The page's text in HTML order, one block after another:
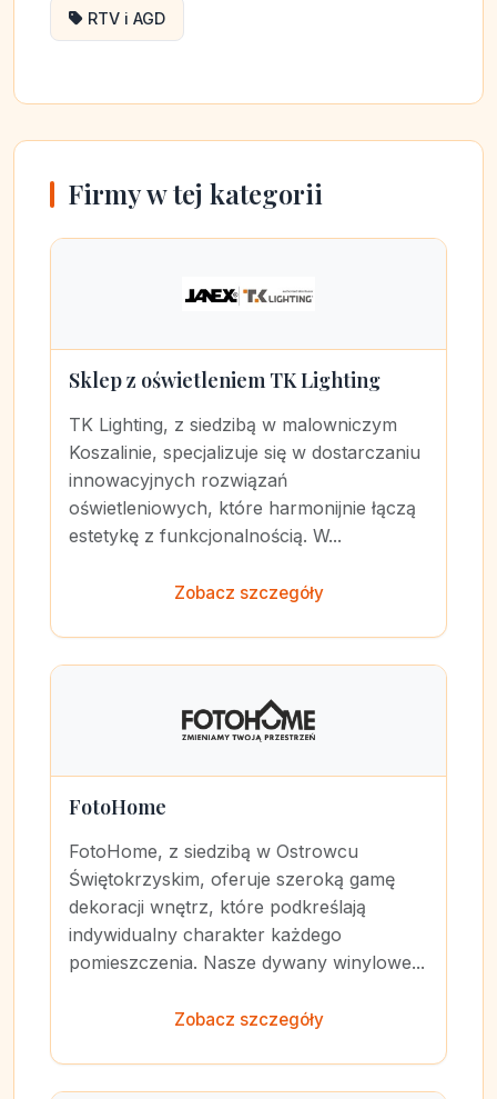
RTV i AGD
Firmy w tej kategorii
Sklep z oświetleniem TK Lighting
TK Lighting, z siedzibą w malowniczym
Koszalinie, specjalizuje się w dostarczaniu
innowacyjnych rozwiązań
oświetleniowych, które harmonijnie łączą
estetykę z funkcjonalnością. W...
Zobacz szczegóły
FotoHome
FotoHome, z siedzibą w Ostrowcu
Świętokrzyskim, oferuje szeroką gamę
dekoracji wnętrz, które podkreślają
indywidualny charakter każdego
pomieszczenia. Nasze dywany winylowe...
Zobacz szczegóły